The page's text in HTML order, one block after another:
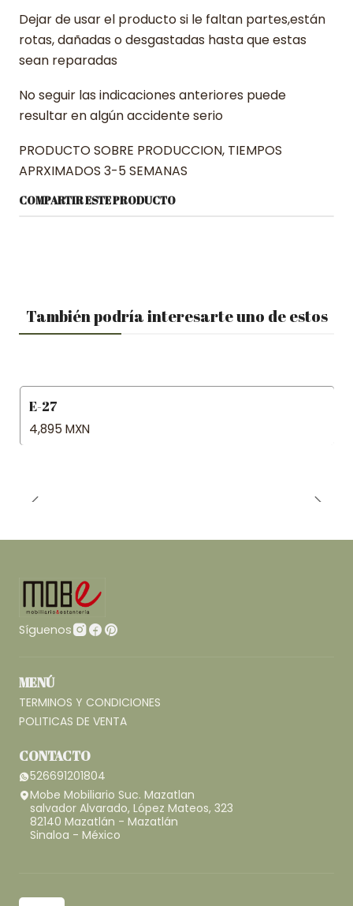
Dejar de usar el producto si le faltan partes,están
rotas, dañadas o desgastadas hasta que estas
sean reparadas
No seguir las indicaciones anteriores puede
resultar en algún accidente serio
PRODUCTO SOBRE PRODUCCION, TIEMPOS
APRXIMADOS 3-5 SEMANAS
COMPARTIR ESTE PRODUCTO
También podría interesarte uno de estos
E-27
4,895 MXN
Síguenos
MENÚ
TERMINOS Y CONDICIONES
POLITICAS DE VENTA
CONTACTO
526691201804
Mobe Mobiliario Suc. Mazatlan
salvador Alvarado, López Mateos, 323
82140 Mazatlán - Mazatlán
Sinaloa - México